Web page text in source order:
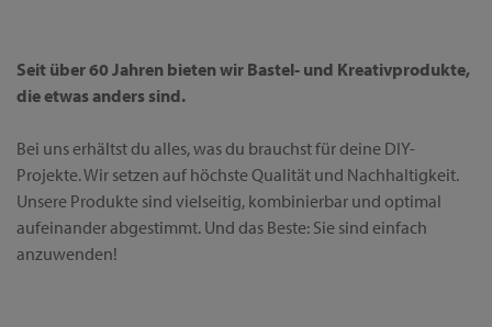
Seit über 60 Jahren bieten wir Bastel- und Kreativprodukte,
die etwas anders sind.
Bei uns erhältst du alles, was du brauchst für deine DIY-
Projekte. Wir setzen auf höchste Qualität und Nachhaltigkeit.
Unsere Produkte sind vielseitig, kombinierbar und optimal
aufeinander abgestimmt. Und das Beste: Sie sind einfach
anzuwenden!